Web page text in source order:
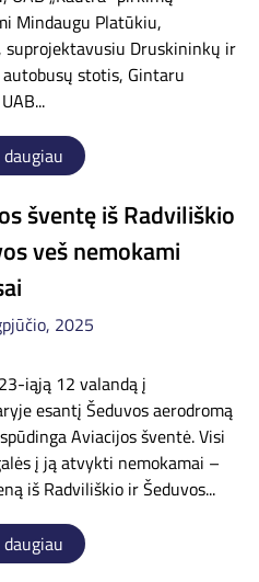
Mindaugu Platūkiu,
Druskininkų ir
stotis, Gintaru
šventę iš Radviliškio
veš nemokami
2025
iąją 12 valandą į
esantį Šeduvos aerodromą
Aviacijos šventė. Visi
į ją atvykti nemokamai –
iš Radviliškio ir Šeduvos...